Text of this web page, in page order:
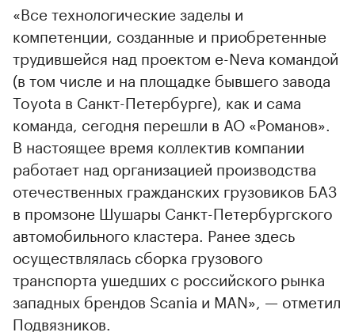
«Все технологические заделы и
компетенции, созданные и приобретенные
трудившейся над проектом e-Neva командой
(в том числе и на площадке бывшего завода
Toyota в Санкт-Петербурге), как и сама
команда, сегодня перешли в АО «Романов».
В настоящее время коллектив компании
работает над организацией производства
отечественных гражданских грузовиков БАЗ
в промзоне Шушары Санкт-Петербургского
автомобильного кластера. Ранее здесь
осуществлялась сборка грузового
транспорта ушедших с российского рынка
западных брендов Scania и MAN», — отметил
Подвязников.